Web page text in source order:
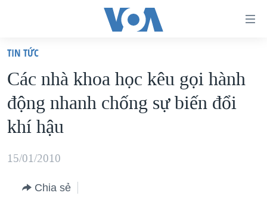
truy
cập
Tới
nội
chính
VIỆT NAM
HOA KỲ
BIỂN ĐÔNG
THẾ GIỚI
DIỄN ĐÀN
TIN TỨC
Các nhà khoa học kêu gọi hành
động nhanh chống sự biến đổi
khí hậu
15/01/2010
Chia sẻ